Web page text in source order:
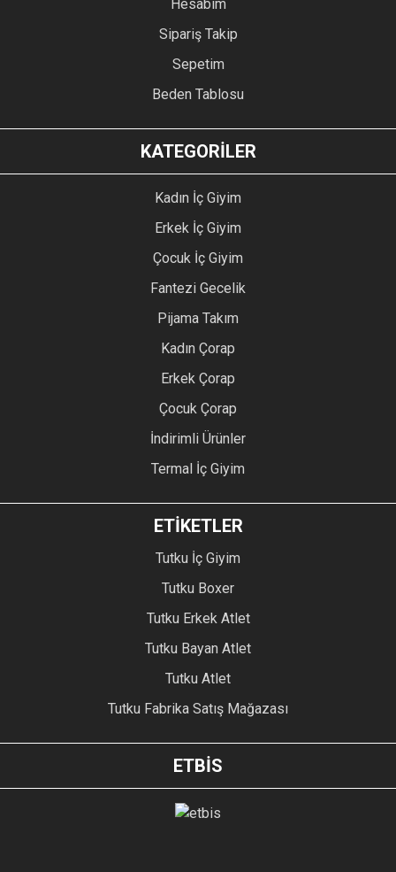
Hesabım
Sipariş Takip
Sepetim
Beden Tablosu
KATEGORİLER
Kadın İç Giyim
Erkek İç Giyim
Çocuk İç Giyim
Fantezi Gecelik
Pijama Takım
Kadın Çorap
Erkek Çorap
Çocuk Çorap
İndirimli Ürünler
Termal İç Giyim
ETİKETLER
Tutku İç Giyim
Tutku Boxer
Tutku Erkek Atlet
Tutku Bayan Atlet
Tutku Atlet
Tutku Fabrika Satış Mağazası
ETBİS